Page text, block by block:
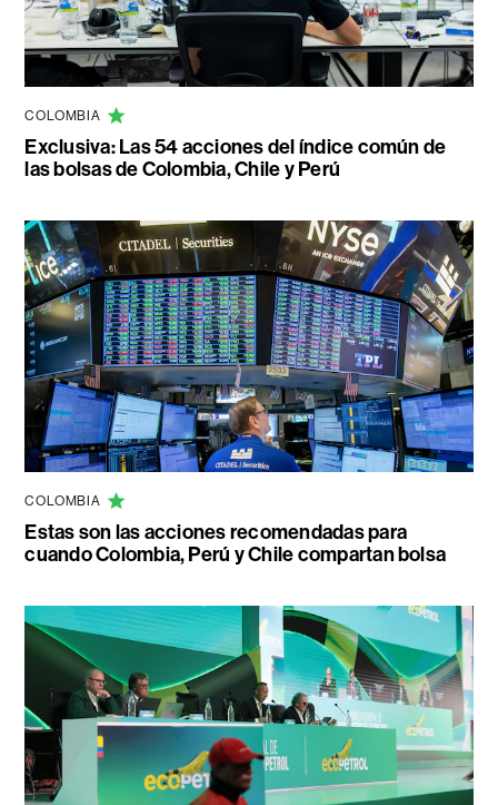
COLOMBIA
Exclusiva: Las 54 acciones del índice común de
las bolsas de Colombia, Chile y Perú
COLOMBIA
Estas son las acciones recomendadas para
cuando Colombia, Perú y Chile compartan bolsa